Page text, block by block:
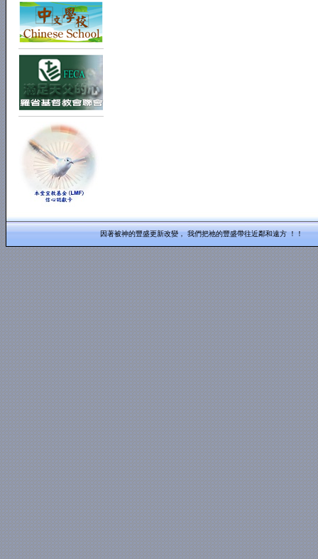
因著被神的豐盛更新改變， 我們把祂的豐盛帶往近鄰和遠方 ！！